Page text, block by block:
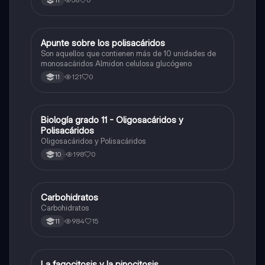
Biologia
Apunte sobre los polisacáridos
Son aquellos que contienen más de 10 unidades de
monosacáridos Almidon celulosa glucógeno
11 121 0
Biologia
Biología grado 11 - Oligosacáridos y
Polisacáridos
Oligosacáridos y Polisacáridos
10 198 0
Química
Carbohidratos
Carbohidratos
11 984 15